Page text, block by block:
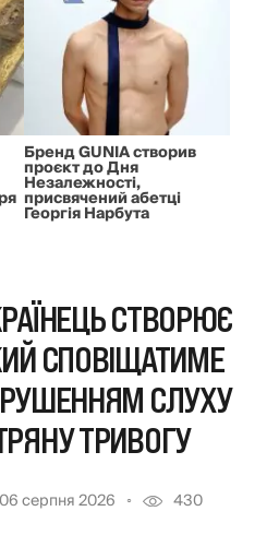
Бренд GUNIA створив
проєкт до Дня
Незалежності,
присвячений абетці
Георгія Нарбута
СТВОРЮЄ
СПОВІЩАТИМЕ
СЛУХУ
ТРИВОГУ
06 серпня 2026 430